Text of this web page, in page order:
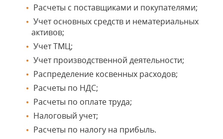
Расчеты с поставщиками и покупателями;
Учет основных средств и нематериальных
активов;
Учет ТМЦ;
Учет производственной деятельности;
Распределение косвенных расходов;
Расчеты по НДС;
Расчеты по оплате труда;
Налоговый учет;
Расчеты по налогу на прибыль.